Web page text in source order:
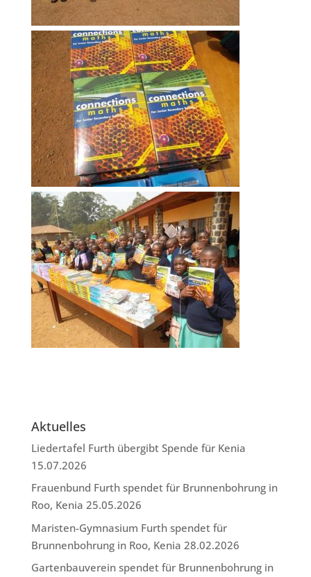
Aktuelles
Liedertafel Furth übergibt Spende für Kenia
15.07.2026
Frauenbund Furth spendet für Brunnenbohrung in
Roo, Kenia 25.05.2026
Maristen-Gymnasium Furth spendet für
Brunnenbohrung in Roo, Kenia 28.02.2026
Gartenbauverein spendet für Brunnenbohrung in